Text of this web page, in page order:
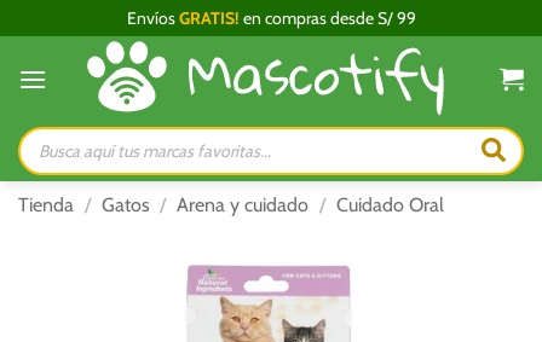
al
contenido
EnvíosGRATIS! en compras desde S/ 99
Búsqueda
de
productos
Tienda / Gatos / Arena y cuidado / Cuidado Oral